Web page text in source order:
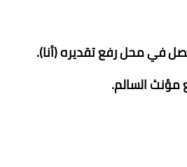
في محل رفع تقديره (أنا).
مؤنث السالم.